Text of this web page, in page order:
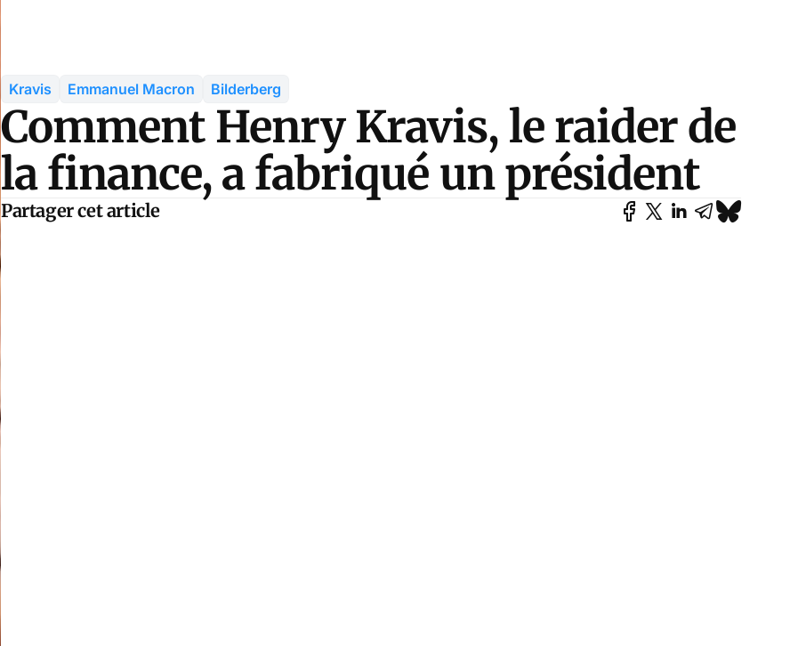
Kravis Emmanuel Macron Bilderberg
Comment Henry Kravis, le raider de
la finance, a fabriqué un président
Partager cet article